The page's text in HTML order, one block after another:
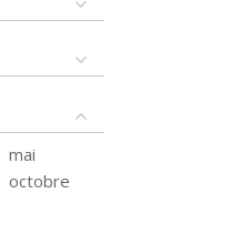
mai
octobre